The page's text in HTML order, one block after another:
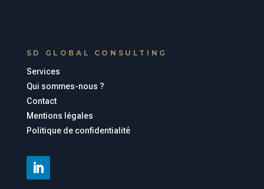
SD GLOBAL CONSULTING
Services
Qui sommes-nous ?
Contact
Mentions légales
Politique de confidentialité